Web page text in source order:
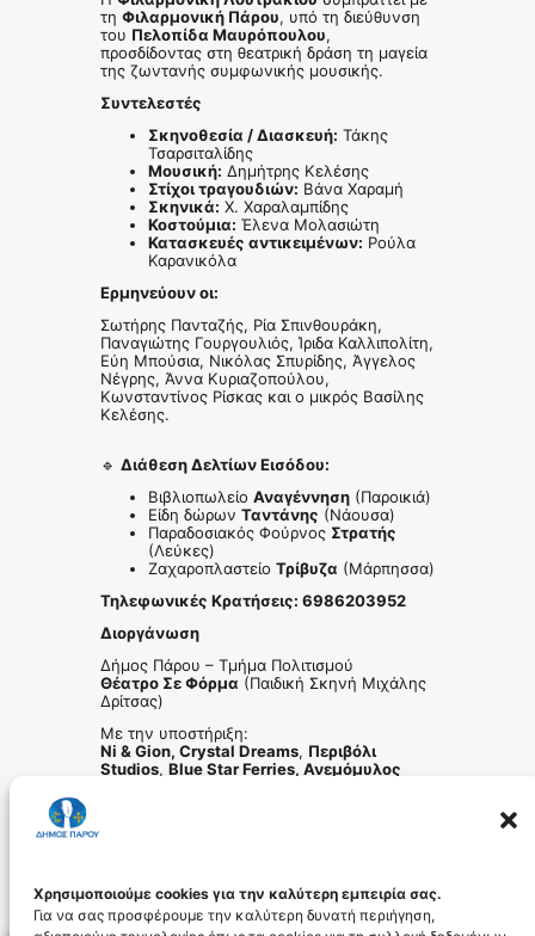
Χρησιμοποιούμε cookies για την καλύτερη εμπειρία σας.
Για να σας προσφέρουμε την καλύτερη δυνατή περιήγηση,
τη Φιλαρμονική Πάρου, υπό τη διεύθυνση
του Πελοπίδα Μαυρόπουλου,
προσδίδοντας στη θεατρική δράση τη μαγεία
της ζωντανής συμφωνικής μουσικής.
Συντελεστές
Σκηνοθεσία / Διασκευή: Τάκης
Τσαρσιταλίδης
Μουσική: Δημήτρης Κελέσης
Στίχοι τραγουδιών: Βάνα Χαραμή
Σκηνικά: Χ. Χαραλαμπίδης
Κοστούμια: Έλενα Μολασιώτη
Κατασκευές αντικειμένων: Ρούλα
Καρανικόλα
Ερμηνεύουν οι:
Σωτήρης Πανταζής, Ρία Σπινθουράκη,
Παναγιώτης Γουργουλιός, Ίριδα Καλλιπολίτη,
Εύη Μπούσια, Νικόλας Σπυρίδης, Άγγελος
Νέγρης, Άννα Κυριαζοπούλου,
Κωνσταντίνος Ρίσκας και ο μικρός Βασίλης
Κελέσης.
🔹 Διάθεση Δελτίων Εισόδου:
Βιβλιοπωλείο Αναγέννηση (Παροικιά)
Είδη δώρων Ταντάνης (Νάουσα)
Παραδοσιακός Φούρνος Στρατής
(Λεύκες)
Ζαχαροπλαστείο Τρίβυζα (Μάρπησσα)
Τηλεφωνικές Κρατήσεις: 6986203952
Διοργάνωση
Δήμος Πάρου – Τμήμα Πολιτισμού
Θέατρο Σε Φόρμα (Παιδική Σκηνή Μιχάλης
Δρίτσας)
Με την υποστήριξη:
Ni & Gion, Crystal Dreams, Περιβόλι
Studios, Blue Star Ferries, Ανεμόμυλος
Χριστουγέννων!»